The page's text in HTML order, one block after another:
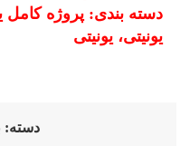
دسته بندی: پروژه کامل
یونیتی، یونیتی
دسته: